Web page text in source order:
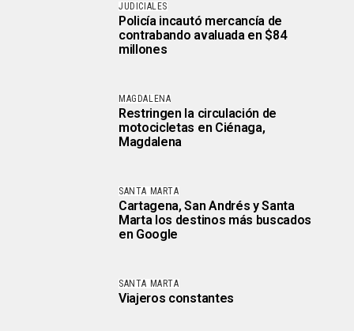
JUDICIALES
Policía incautó mercancía de
contrabando avaluada en $84
millones
MAGDALENA
Restringen la circulación de
motocicletas en Ciénaga,
Magdalena
SANTA MARTA
Cartagena, San Andrés y Santa
Marta los destinos más buscados
en Google
SANTA MARTA
Viajeros constantes